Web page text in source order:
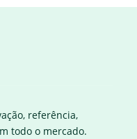
referência,
todo o mercado.